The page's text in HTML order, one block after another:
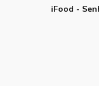
iFood -